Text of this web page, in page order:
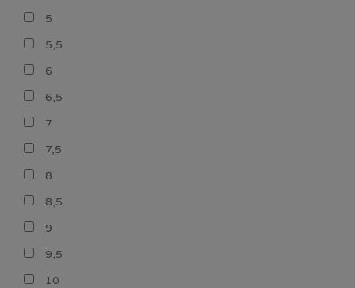
5
5,5
6
6,5
7
7,5
8
8,5
9
9,5
10